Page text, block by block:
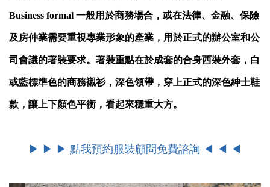
Business formal 一般用於商務場合，或在法律、金融、保險
及房仲業需要重視專業形象的產業，用於正式的辦公室和公
司會議的著裝要求。著裝重點在於成套的合身西裝外套，白
或藍標準色的商務襯衫，深色領帶，穿上正式的深色紳士鞋
款，讓上下顏色平衡，看起來穩重大方。
▶ ▶ ▶ 點我預約服裝顧問免費諮詢 ◀ ◀ ◀